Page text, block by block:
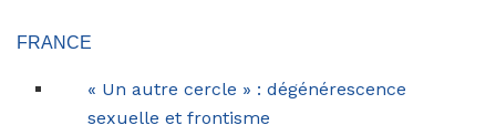
FRANCE
« Un autre cercle » : dégénérescence
sexuelle et frontisme